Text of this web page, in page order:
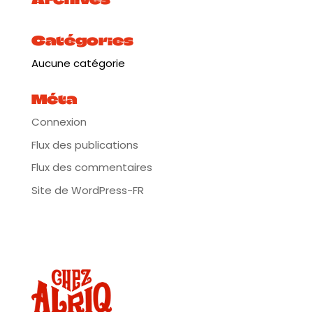
Catégories
Aucune catégorie
Méta
Connexion
Flux des publications
Flux des commentaires
Site de WordPress-FR